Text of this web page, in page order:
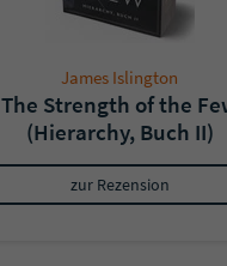
James Islington
The Strength of the
(Hierarchy, Buch II)
zur Rezension